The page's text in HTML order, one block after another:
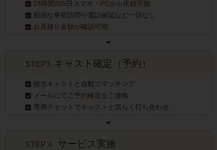
24時間365日スマホ・PCから依頼可能
面倒な事前訪問や電話確認など一切なし
お見積り金額が確認可能
STEP3 キャスト確定（予約）
担当キャストと自動でマッチング
メールにてご予約確定をご連絡
専用チャットでキャストと楽らく打ち合わせ
STEP４ サービス実施